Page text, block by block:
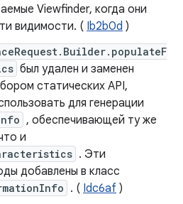
Viewfinder, когда они
видимости. ( Ib2b0d )
был удален и заменен
статических API,
для генерации
, обеспечивающей ту же
и
. Эти
добавлены в класс
. ( Idc6af )